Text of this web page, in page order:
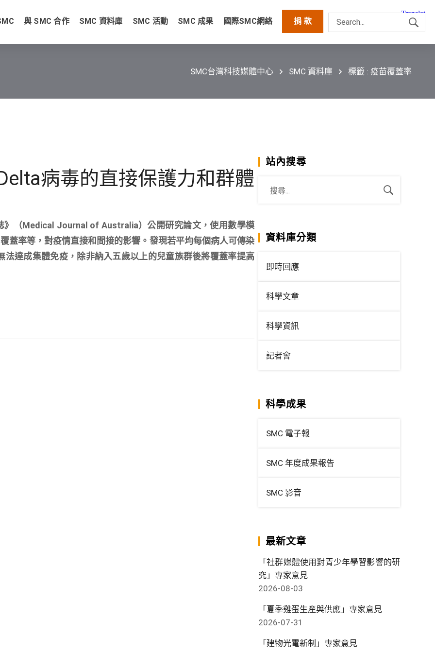
與 SMC 合作 SMC 資料庫 SMC 活動 SMC 成果 國際SMC網絡 捐 款
SMC台灣科技媒體中心 SMC 資料庫 標籤 : 疫苗覆蓋率
病毒的直接保護力和群體
》（Medical Journal of Australia）公開研究論文，使用數學模
蓋率等，對疫情直接和間接的影響。發現若平均每個病人可傳染
達成集體免疫，除非納入五歲以上的兒童族群後將覆蓋率提高
站內搜尋
資料庫分類
即時回應
科學文章
科學資訊
記者會
科學成果
SMC 電子報
SMC 年度成果報告
SMC 影音
最新文章
「社群媒體使用對青少年學習影響的研
究」專家意見
2026-08-03
「夏季雞蛋生產與供應」專家意見
2026-07-31
「建物光電新制」專家意見